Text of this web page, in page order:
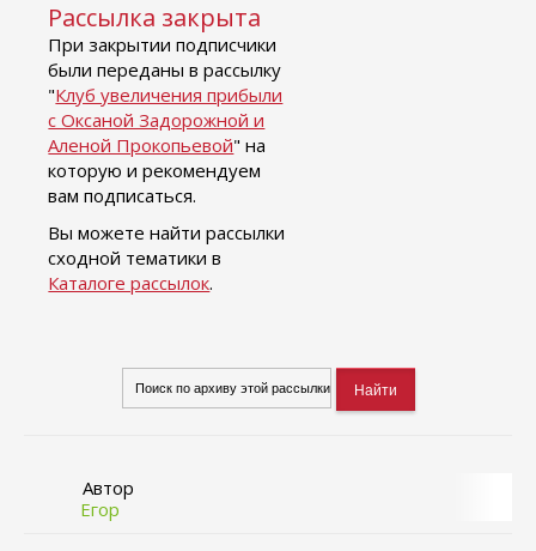
Рассылка закрыта
При закрытии подписчики
были переданы в рассылку
"Клуб увеличения прибыли
с Оксаной Задорожной и
Аленой Прокопьевой" на
которую и рекомендуем
вам подписаться.
Вы можете найти рассылки
сходной тематики в
Каталоге рассылок.
Автор
Егор